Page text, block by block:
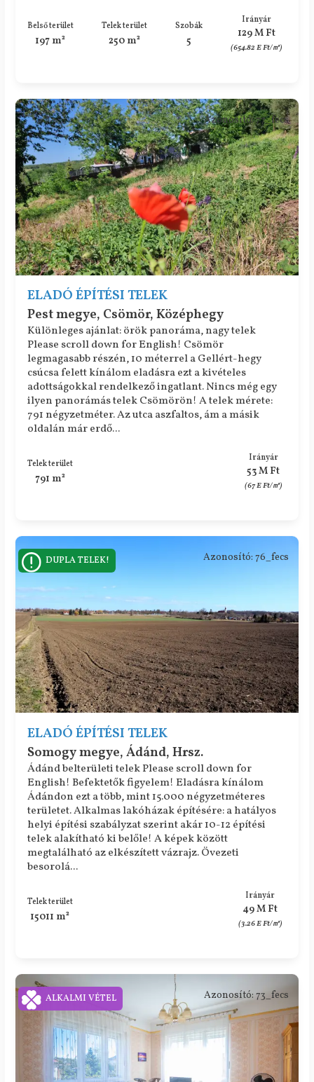
Belső terület
197 m²
Telek terület
250 m²
Szobák
5
Irányár
129 M Ft
(654.82 E Ft/㎡)
ELADÓ ÉPÍTÉSI TELEK
Pest megye, Csömör, Középhegy
Azonosító: 77_fecs
Különleges ajánlat: örök panoráma, nagy telek
Please scroll down for English! Csömör
legmagasabb részén, 10 méterrel a Gellért-hegy
csúcsa felett kínálom eladásra ezt a kivételes
adottságokkal rendelkező ingatlant. Nincs még egy
ilyen panorámás telek Csömörön! A telek mérete:
791 négyzetméter. Az utca aszfaltos, ám a másik
oldalán már erdő...
Telek terület
791 m²
Irányár
53 M Ft
(67 E Ft/㎡)
ELADÓ ÉPÍTÉSI TELEK
Somogy megye, Ádánd, Hrsz.
Azonosító: 76_fecs
Ádánd belterületi telek Please scroll down for
English! Befektetők figyelem! Eladásra kínálom
Ádándon ezt a több, mint 15.000 négyzetméteres
területet. Alkalmas lakóházak építésére: a hatályos
helyi építési szabályzat szerint akár 10-12 építési
telek alakítható ki belőle! A képek között
megtalálható az elkészített vázrajz. Övezeti
besorolá...
Telek terület
15011 m²
Irányár
49 M Ft
(3.26 E Ft/㎡)
DUPLA TELEK!
Azonosító: 73_fecs
ALKALMI VÉTEL